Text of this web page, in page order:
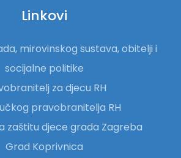
Linkovi
mirovinskog sustava, obitelji i
socijalne politike
za djecu RH
pravobranitelja RH
zaštitu djece grada Zagreba
Grad Koprivnica